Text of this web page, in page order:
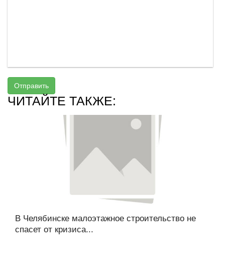
Отправить
ЧИТАЙТЕ ТАКЖЕ:
В Челябинске малоэтажное строительство не
спасет от кризиса...